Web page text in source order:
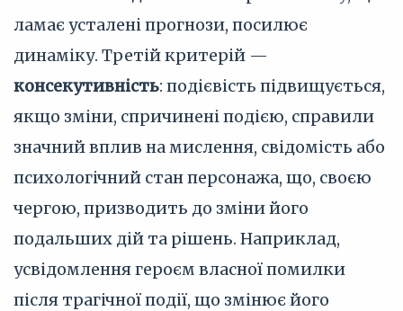
ламає усталені прогнози, посилює
динаміку. Третій критерій —
консекутивність: подієвість підвищується,
якщо зміни, спричинені подією, справили
значний вплив на мислення, свідомість або
психологічний стан персонажа, що, своєю
чергою, призводить до зміни його
подальших дій та рішень. Наприклад,
усвідомлення героєм власної помилки
після трагічної події, що змінює його